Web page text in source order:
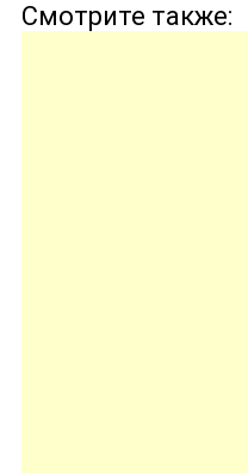
Смотрите также: